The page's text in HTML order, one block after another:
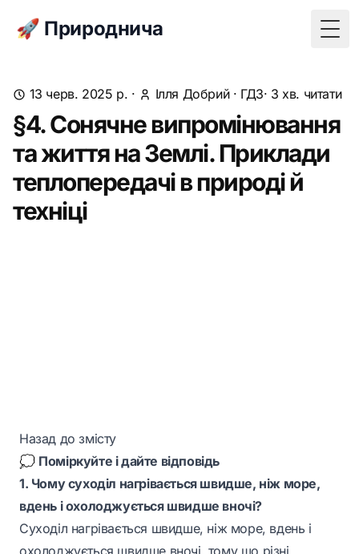
🚀 Природнича
13 черв. 2025 р. · Ілля Добрий· ГДЗ· 3 хв. читати
§4. Сонячне випромінювання
та життя на Землі. Приклади
теплопередачі в природі й
техніці
Назад до змісту
💭 Поміркуйте і дайте відповідь
1. Чому суходіл нагрівається швидше, ніж море,
вдень і охолоджується швидше вночі?
Суходіл нагрівається швидше, ніж море, вдень і
охолоджується швидше вночі, тому що різні